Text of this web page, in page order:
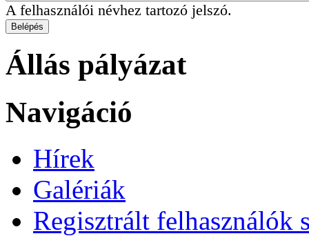
A felhasználói névhez tartozó jelszó.
Állás pályázat
Navigáció
Hírek
Galériák
Regisztrált felhasználók